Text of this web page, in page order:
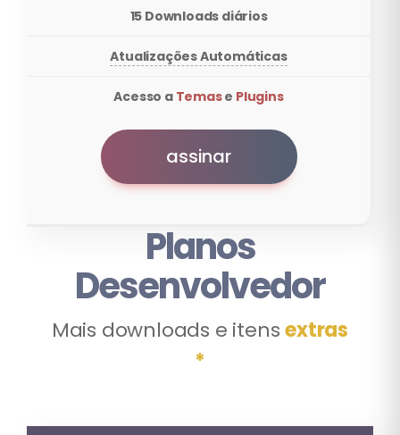
15 Downloads diários
Atualizações Automáticas
Acesso a Temase Plugins
assinar
Planos
Desenvolvedor
Mais downloads e itensextras
*